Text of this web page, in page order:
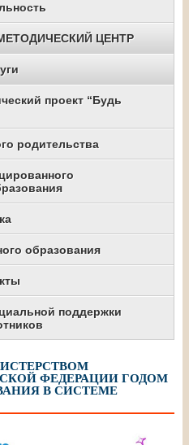
ЦЕНТР
проект “Будь
родительства
образования
поддержки
ФЕДЕРАЦИИ ГОДОМ
В СИСТЕМЕ